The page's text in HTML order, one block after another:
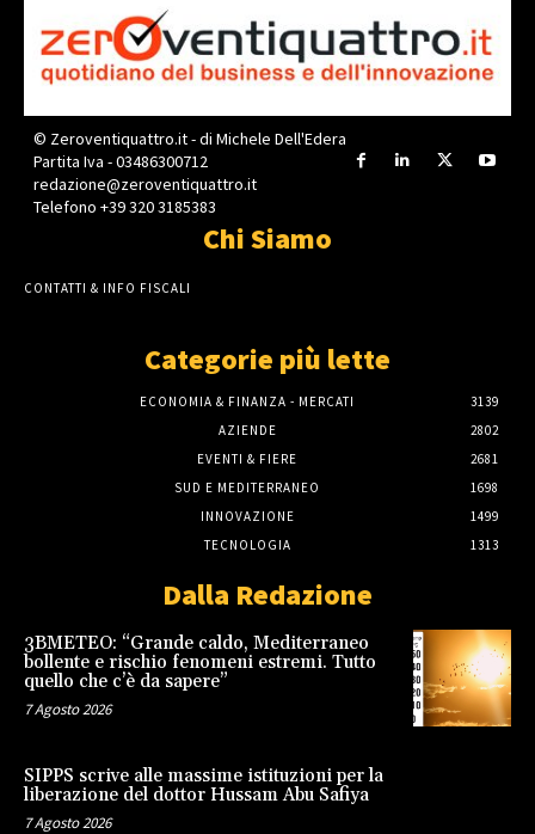
© Zeroventiquattro.it - di Michele Dell'Edera
Partita Iva - 03486300712
redazione@zeroventiquattro.it
Telefono +39 320 3185383
Chi Siamo
CONTATTI & INFO FISCALI
Categorie più lette
ECONOMIA & FINANZA - MERCATI
3139
AZIENDE
2802
EVENTI & FIERE
2681
SUD E MEDITERRANEO
1698
INNOVAZIONE
1499
TECNOLOGIA
1313
Dalla Redazione
3BMETEO: “Grande caldo, Mediterraneo
bollente e rischio fenomeni estremi. Tutto
quello che c’è da sapere”
7 Agosto 2026
SIPPS scrive alle massime istituzioni per la
liberazione del dottor Hussam Abu Safiya
7 Agosto 2026